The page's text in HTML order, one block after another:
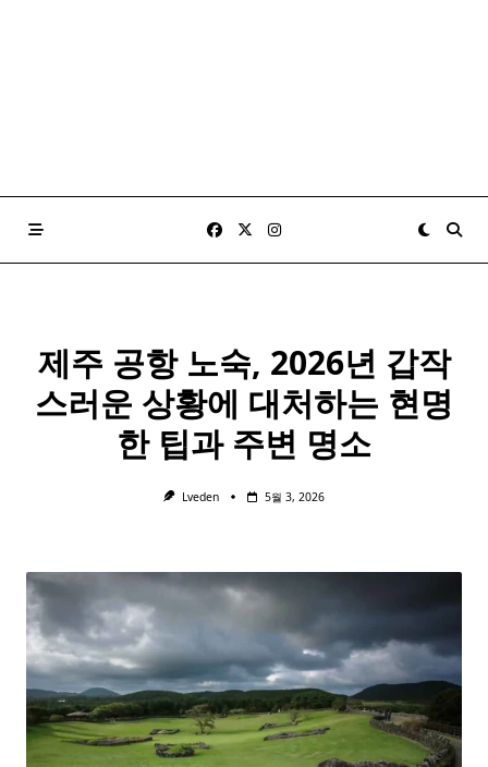
제주 공항 노숙, 2026년 갑작
스러운 상황에 대처하는 현명
한 팁과 주변 명소
Lveden 5월 3, 2026